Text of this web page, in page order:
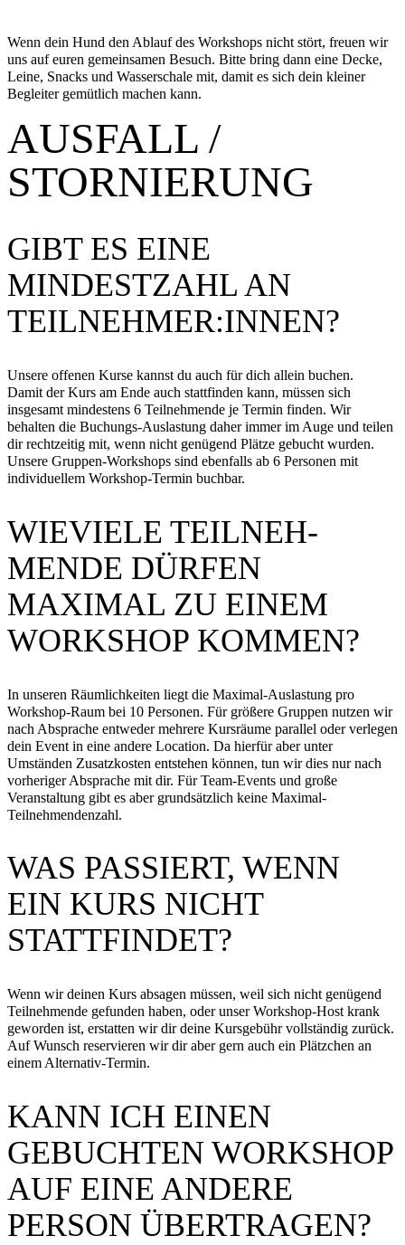
Wenn dein Hund den Ablauf des Workshops nicht stört, freuen wir
uns auf euren gemeinsamen Besuch. Bitte bring dann eine Decke,
Leine, Snacks und Wasserschale mit, damit es sich dein kleiner
Begleiter gemütlich machen kann.
AUSFALL /
STORNIERUNG
GIBT ES EINE
MINDESTZAHL AN
TEILNEHMER:­INNEN?
Unsere offenen Kurse kannst du auch für dich allein buchen.
Damit der Kurs am Ende auch stattfinden kann, müssen sich
insgesamt mindestens 6 Teilnehmende je Termin finden. Wir
behalten die Buchungs-Auslastung daher immer im Auge und teilen
dir rechtzeitig mit, wenn nicht genügend Plätze gebucht wurden.
Unsere Gruppen-Workshops sind ebenfalls ab 6 Personen mit
individuellem Workshop-Termin buchbar.
WIEVIELE TEILNEH­
MENDE DÜRFEN
MAXIMAL ZU EINEM
WORKSHOP KOMMEN?
In unseren Räumlichkeiten liegt die Maximal-Auslastung pro
Workshop-Raum bei 10 Personen. Für größere Gruppen nutzen wir
nach Absprache entweder mehrere Kursräume parallel oder verlegen
dein Event in eine andere Location. Da hierfür aber unter
Umständen Zusatzkosten entstehen können, tun wir dies nur nach
vorheriger Absprache mit dir. Für Team-Events und große
Veranstaltung gibt es aber grundsätzlich keine Maximal-
Teilnehmendenzahl.
WAS PASSIERT, WENN
EIN KURS NICHT
STATTFINDET?
Wenn wir deinen Kurs absagen müssen, weil sich nicht genügend
Teilnehmende gefunden haben, oder unser Workshop-Host krank
geworden ist, erstatten wir dir deine Kursgebühr vollständig zurück.
Auf Wunsch reservieren wir dir aber gern auch ein Plätzchen an
einem Alternativ-Termin.
KANN ICH EINEN
GEBUCHTEN WORKSHOP
AUF EINE ANDERE
PERSON ÜBERTRAGEN?